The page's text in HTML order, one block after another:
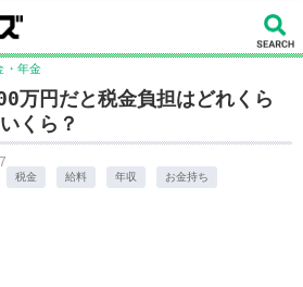
・年金
万円だと税金負担はどれくら
くら？
税金 給料 年収 お金持ち